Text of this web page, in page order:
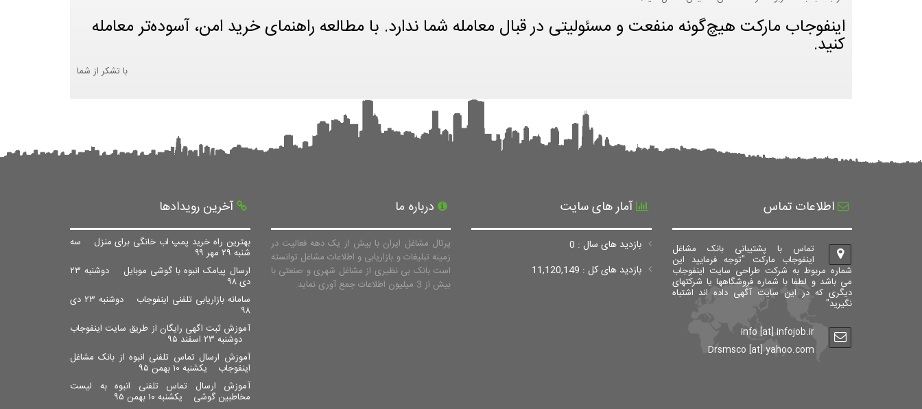
اینفوجاب مارکت هیچ‌گونه منفعت و مسئولیتی در قبال معامله شما ندارد. با مطالعه راهنمای خرید امن، آسوده‌تر معامله
کنید.
با تشکر از شما
اطلاعات تماس
تماس با پشتیبانی بانک مشاغل
اینفوجاب مارکت "توجه فرمایید این
شماره مربوط به شرکت طراحی سایت اینفوجاب
می باشد و لطفا با شماره فروشگاهها یا شرکتهای
دیگری که در این سایت آگهی داده اند اشتباه
نگیرید"
info [at] infojob.ir
Drsmsco [at] yahoo.com
آمار های سایت
بازدید های سال : 0
بازدید های کل : 11,120,149
درباره ما
پرتال مشاغل ایران با بیش از یک دهه فعالیت در
زمینه تبلیغات و بازاریابی و اطلاعات مشاغل توانسته
است بانک بی نظیری از مشاغل شهری و صنعتی با
بیش از 3 میلیون اطلاعات جمع آوری نماید.
آخرین رویدادها
بهترین راه خرید پمپ اب خانگی برای منزل سه
شنبه ۲۹ مهر ۹۹
ارسال پیامک انبوه با گوشی موبایل
دوشنبه ۲۳
دی ۹۸
سامانه بازاریابی تلفنی اینفوجاب
دوشنبه ۲۳ دی
۹۸
آموزش ثبت اگهی رایگان از طریق سایت اینفوجاب
دوشنبه ۲۳ اسفند ۹۵
آموزش ارسال تماس تلفنی انبوه از بانک مشاغل
اینفوجاب یکشنبه ۱۰ بهمن ۹۵
آموزش ارسال تماس تلفنی انبوه به لیست
مخاطبین گوشی یکشنبه ۱۰ بهمن ۹۵